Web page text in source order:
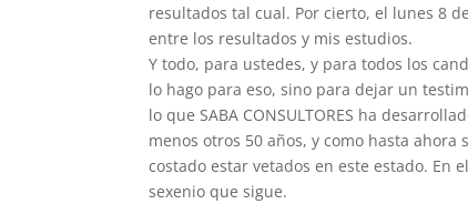
resultados tal cual. Por cierto, el lunes 8
entre los resultados y mis estudios.
Y todo, para ustedes, y para todos los
lo hago para eso, sino para dejar un
lo que SABA CONSULTORES ha
menos otros 50 años, y como hasta
costado estar vetados en este estado. En
sexenio que sigue.